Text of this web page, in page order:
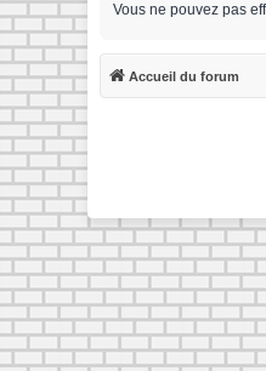
Vous ne pouvez pas
Accueil du forum